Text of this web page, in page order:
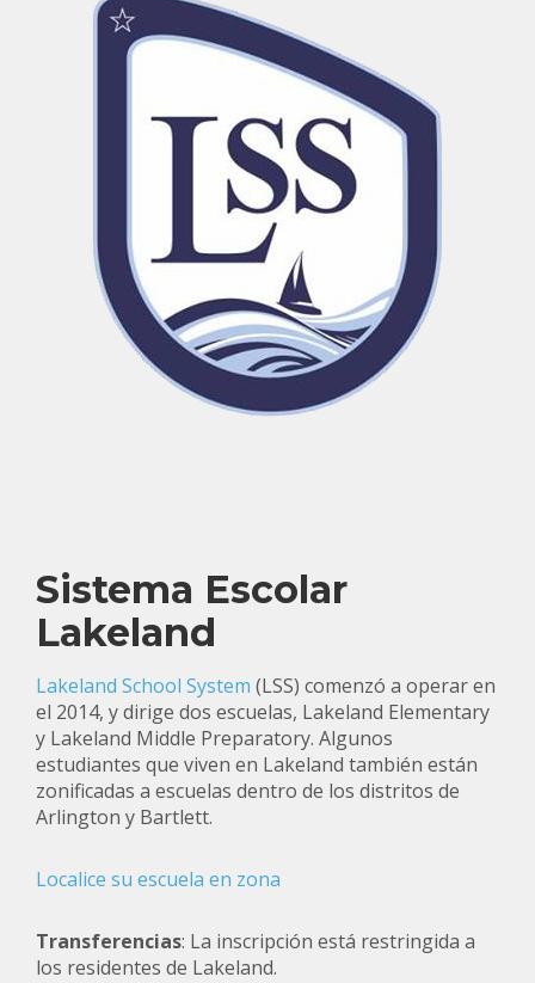
Sistema Escolar
Lakeland
Lakeland School System (LSS) comenzó a operar en
el 2014, y dirige dos escuelas, Lakeland Elementary
y Lakeland Middle Preparatory. Algunos
estudiantes que viven en Lakeland también están
zonificadas a escuelas dentro de los distritos de
Arlington y Bartlett.
Localice su escuela en zona
Transferencias: La inscripción está restringida a
los residentes de Lakeland.